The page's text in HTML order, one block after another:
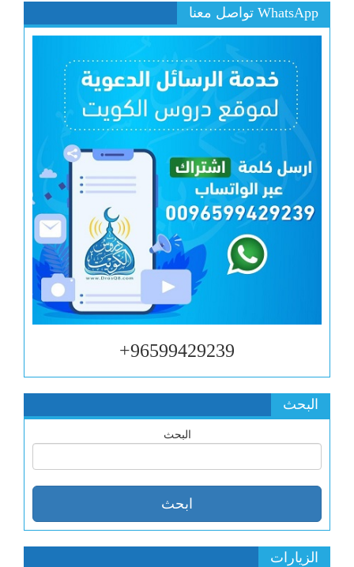
WhatsApp تواصل معنا
96599429239+
البحث
البحث
الزيارات